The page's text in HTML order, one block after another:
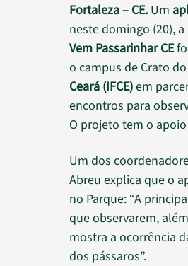
Fortaleza – CE. Um
neste domingo (20),
Vem Passarinhar CE
o campus de Crato do
Ceará (IFCE)em
encontros para
O projeto tem o
Um dos
Abreu explica que o
no Parque: “A
que observarem,
mostra a ocorrência
dos pássaros”.